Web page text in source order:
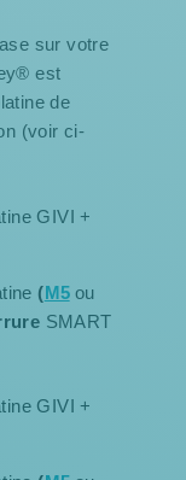
sur votre
est
de
(voir ci-
GIVI +
(M5ou
SMART
GIVI +